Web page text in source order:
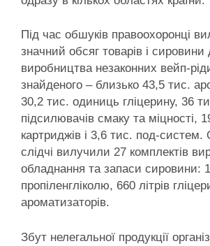
Під час обшуків правоохоронці
значний обсяг товарів і сировини
виробництва незаконних вейп-
знайденого – близько 43,5 тис.
30,2 тис. одиниць гліцерину, 36
підсилювачів смаку та міцності,
картриджів і 3,6 тис. под-систем.
слідчі вилучили 27 комплектів
обладнання та запаси сировини:
пропіленгліколю, 660 літрів
ароматизаторів.
Збут нелегальної продукції